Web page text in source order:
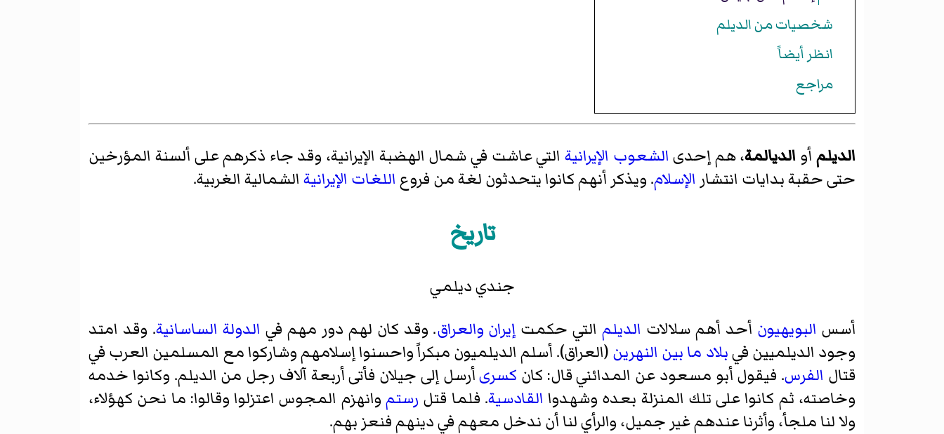
شخصيات من الديلم
انظر أيضاً
مراجع
الديلم أو الديالمة، هم إحدى الشعوب الإيرانية التي عاشت في شمال الهضبة الإيرانية، وقد جاء ذكرهم على ألسنة المؤرخين
حتى حقبة بدايات انتشار الإسلام. ويذكر أنهم كانوا يتحدثون لغة من فروع اللغات الإيرانية الشمالية الغربية.
تاريخ
جندي ديلمي
أسس البويهيون أحد أهم سلالات الديلمالتي حكمت إيران والعراق. وقد كان لهم دور مهم في الدولة الساسانية. وقد امتد
وجود الديلميين فيبلاد ما بين النهرين (العراق). أسلم الديلميون مبكراً واحسنوا إسلامهم وشاركوا مع المسلمين العرب في
قتال الفرس. فيقول أبو مسعود عن المدائني قال: كان كسرىأرسل إلى جيلان فأتى أربعة آلاف رجل من الديلم. وكانوا خدمه
وخاصته، ثم كانوا على تلك المنزلة بعده وشهدوا القادسية. فلما قتل رستم وانهزم المجوس اعتزلوا وقالوا: ما نحن كهؤلاء،
ولا لنا ملجأ، وأثرنا عندهم غير جميل، والرأي لنا أن ندخل معهم في دينهم فنعز بهم.